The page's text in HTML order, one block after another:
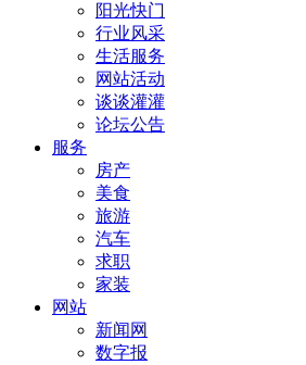
阳光快门
行业风采
生活服务
网站活动
谈谈灌灌
论坛公告
服务
房产
美食
旅游
汽车
求职
家装
网站
新闻网
数字报